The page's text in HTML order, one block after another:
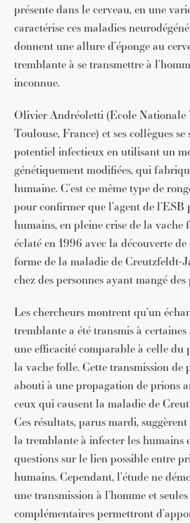
présente dans le cerveau, en une
caractérise ces maladies
donnent une allure d’éponge au
tremblante à se transmettre à
inconnue.
Olivier Andréoletti (Ecole Nationale
Toulouse, France) et ses collègues
potentiel infectieux en utilisant un
génétiquement modifiées, qui
humaine. C’est ce même type de
pour confirmer que l’agent de
humains, en pleine crise de la vache
éclaté en 1996 avec la découverte
forme de la maladie de Creutzfeldt-
chez des personnes ayant mangé
Les chercheurs montrent qu’un
tremblante a été transmis à
une efficacité comparable à celle du
la vache folle. Cette transmission de
abouti à une propagation de prions
ceux qui causent la maladie de
Ces résultats, parus mardi,
la tremblante à infecter les humains
questions sur le lien possible entre
humains. Cependant, l’étude ne
une transmission à l’homme et
complémentaires permettront